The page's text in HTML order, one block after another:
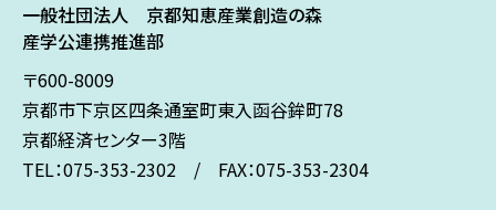
一般社団法人 京都知恵産業創造の森
産学公連携推進部
〒600-8009
京都市下京区四条通室町東入函谷鉾町78
京都経済センター3階
TEL：075-353-2302 / FAX：075-353-2304